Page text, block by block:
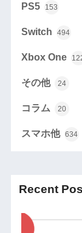
PS5 153
Switch 494
Xbox One
その他 24
コラム 20
スマホ他 634
Recent